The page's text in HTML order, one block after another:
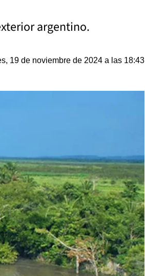
argentino.
19 de noviembre de 2024 a las 18:43